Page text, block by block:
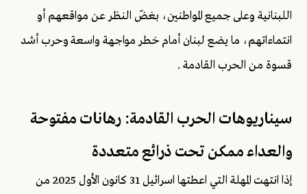
اللبنانية وعلى جميع المواطنين، بغضّ النظر عن مواقعهم أو
انتماءاتهم، ما يضع لبنان أمام خطر مواجهة واسعة وحرب أشد
قسوة من الحرب القادمة .
سيناريوهات الحرب القادمة: رهانات مفتوحة
والعداء ممكن تحت ذرائع متعددة
إذا انتهت المهلة التي اعطتها اسرائيل 31 كانون الأول 2025 من